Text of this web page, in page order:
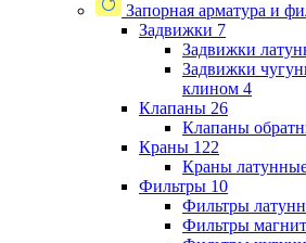
Запорная арматура и
Задвижки 7
Задвижки
Задвижки
клином 4
Клапаны 26
Клапаны
Краны 122
Краны
Фильтры 10
Фильтры
Фильтры